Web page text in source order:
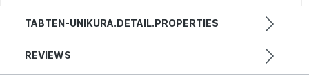
TABTEN-UNIKURA.DETAIL.PROPERTIES
REVIEWS